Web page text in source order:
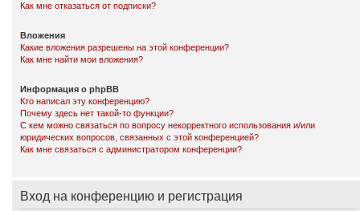
Как мне отказаться от подписки?
Вложения
Какие вложения разрешены на этой конференции?
Как мне найти мои вложения?
Информация о phpBB
Кто написал эту конференцию?
Почему здесь нет такой-то функции?
С кем можно связаться по вопросу некорректного использования и/или
юридических вопросов, связанных с этой конференцией?
Как мне связаться с администратором конференции?
Вход на конференцию и регистрация